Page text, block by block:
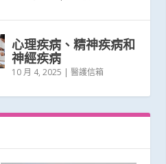
心理疾病、精神疾病和
神經疾病
10 月 4, 2025 | 醫護信箱